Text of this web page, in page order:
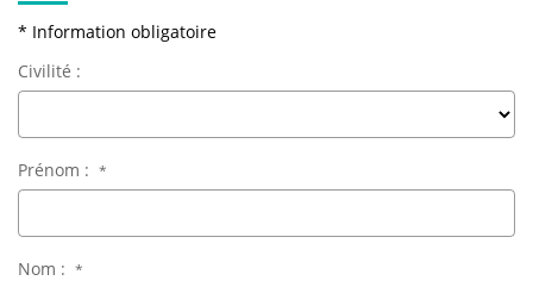
* Information obligatoire
Civilité :
Prénom : *
Nom : *